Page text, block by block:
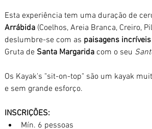
Esta experiência tem uma duração de
Arrábida (Coelhos, Areia Branca, Creiro,
deslumbre-se com as paisagens incríveis
Gruta de Santa Margarida com o seu
Os Kayak's "sit-on-top" são um kayak
e sem grande esforço.
INSCRIÇÕES:
Mín. 6 pessoas